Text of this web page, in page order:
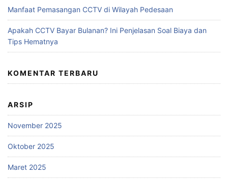
Manfaat Pemasangan CCTV di Wilayah Pedesaan
Apakah CCTV Bayar Bulanan? Ini Penjelasan Soal Biaya dan
Tips Hematnya
KOMENTAR TERBARU
ARSIP
November 2025
Oktober 2025
Maret 2025